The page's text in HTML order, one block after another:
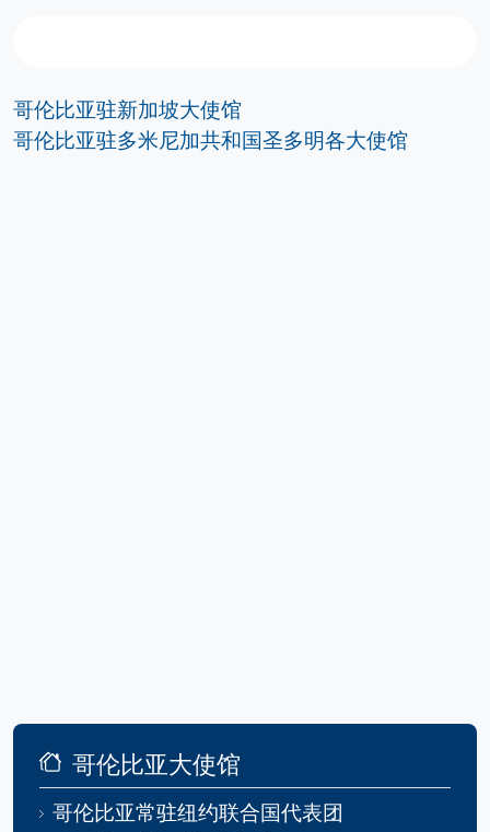
哥伦比亚驻新加坡大使馆
哥伦比亚驻多米尼加共和国圣多明各大使馆
哥伦比亚大使馆
哥伦比亚常驻纽约联合国代表团